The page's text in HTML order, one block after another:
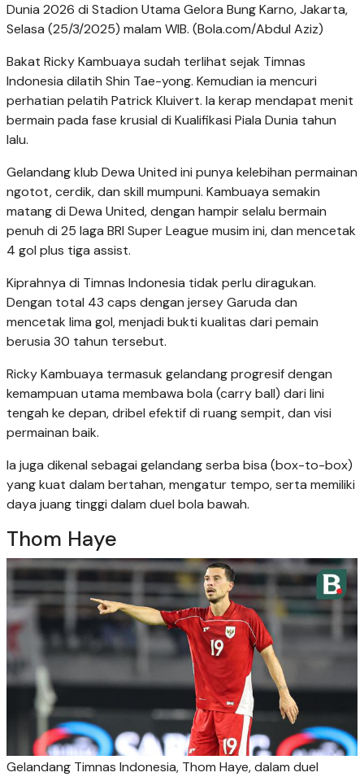
Dunia 2026 di Stadion Utama Gelora Bung Karno, Jakarta,
Selasa (25/3/2025) malam WIB. (Bola.com/Abdul Aziz)
Bakat Ricky Kambuaya sudah terlihat sejak Timnas
Indonesia dilatih Shin Tae-yong. Kemudian ia mencuri
perhatian pelatih Patrick Kluivert. Ia kerap mendapat menit
bermain pada fase krusial di Kualifikasi Piala Dunia tahun
lalu.
Gelandang klub Dewa United ini punya kelebihan permainan
ngotot, cerdik, dan skill mumpuni. Kambuaya semakin
matang di Dewa United, dengan hampir selalu bermain
penuh di 25 laga BRI Super League musim ini, dan mencetak
4 gol plus tiga assist.
Kiprahnya di Timnas Indonesia tidak perlu diragukan.
Dengan total 43 caps dengan jersey Garuda dan
mencetak lima gol, menjadi bukti kualitas dari pemain
berusia 30 tahun tersebut.
Ricky Kambuaya termasuk gelandang progresif dengan
kemampuan utama membawa bola (carry ball) dari lini
tengah ke depan, dribel efektif di ruang sempit, dan visi
permainan baik.
Ia juga dikenal sebagai gelandang serba bisa (box-to-box)
yang kuat dalam bertahan, mengatur tempo, serta memiliki
daya juang tinggi dalam duel bola bawah.
Thom Haye
Gelandang Timnas Indonesia, Thom Haye, dalam duel